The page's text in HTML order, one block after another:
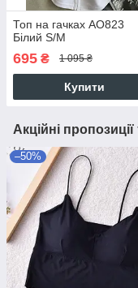
Топ на гачках AO823
Білий S/M
695 ₴ 1 095 ₴
Купити
Акційні
–50%